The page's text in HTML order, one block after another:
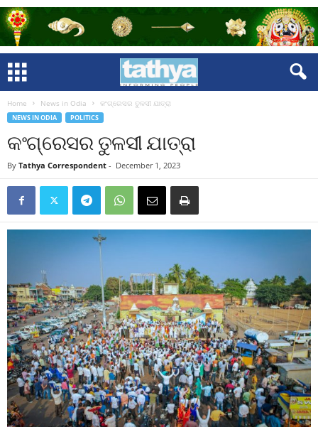
Home News in Odia କଂଗ୍ରେସର ତୁଳସୀ ଯାତ୍ରା
NEWS IN ODIA POLITICS
କଂଗ୍ରେସର ତୁଳସୀ ଯାତ୍ରା
By Tathya Correspondent - December 1, 2023